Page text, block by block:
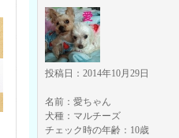
投稿日：2014年10月29日
名前：愛ちゃん
犬種：マルチーズ
チェック時の年齢：10歳